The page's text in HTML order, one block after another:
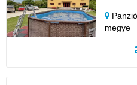
megye